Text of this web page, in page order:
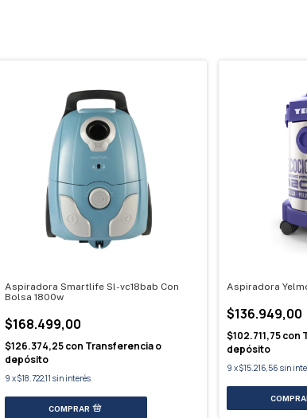
Aspiradora Smartlife Sl-vc18bab Con
Bolsa 1800w
$168.499,00
$126.374,25con Transferencia o
depósito
9 x$18.722,11 sin interés
Aspiradora
$136.949,00
$102.711,75con
depósito
9 x$15.216,56 sin